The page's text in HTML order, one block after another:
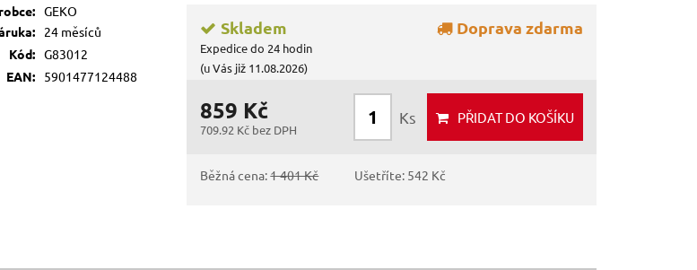
GEKO
24 měsíců
Kód: G83012
EAN:
5901477124488
Doprava zdarma
Skladem
Expedice do 24 hodin
(u Vás již 11.08.2026)
859 Kč
709.92 Kč bez DPH
Ks PŘIDATDO KOŠÍKU
Běžná cena:1 401 Kč Ušetříte: 542 Kč